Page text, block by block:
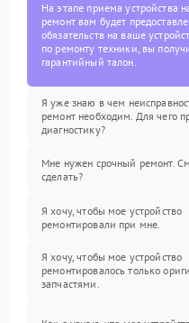
На этапе приема устройства
ремонт вам будет
обязательств на ваше
по ремонту техники, вы
гарантийный талон.
Я уже знаю в чем
ремонт необходим. Для чего
диагностику?
Мне нужен срочный ремонт.
сделать?
Я хочу, чтобы мое устройство
ремонтировали при мне.
Я хочу, чтобы мое устройство
ремонтировалось только
запчастями.